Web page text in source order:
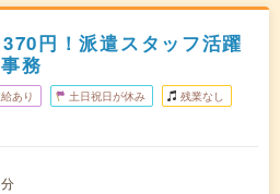
円！派遣スタッフ活躍
務
あり 土日祝日が休み 残業なし